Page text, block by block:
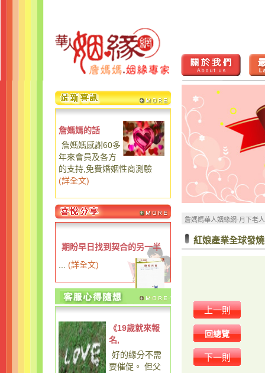
詹媽媽的話
詹媽媽感謝60多
年來會員及各方
的支持,免費婚姻性商測驗
(詳全文)
期盼早日找到契合的另一半
(詳全文)
《19歲就來報
名,
好的緣分不需
要催促。 但父
詹媽媽華人姻緣網-月下老
紅娘產業全球發燒
上一則
回總覽
下一則